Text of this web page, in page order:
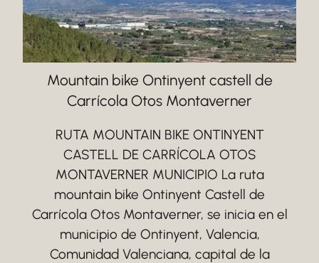
Mountain bike Ontinyent castell de
Carrícola Otos Montaverner
RUTA MOUNTAIN BIKE ONTINYENT
CASTELL DE CARRÍCOLA OTOS
MONTAVERNER MUNICIPIO La ruta
mountain bike Ontinyent Castell de
Carrícola Otos Montaverner, se inicia en el
municipio de Ontinyent, Valencia,
Comunidad Valenciana, capital de la